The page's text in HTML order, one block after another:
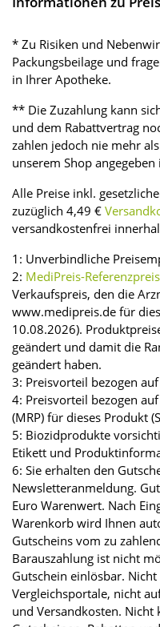
* Zu Risiken und
Packungsbeilage und
in Ihrer Apotheke.
** Die Zuzahlung kann
und dem Rabattvertrag
zahlen jedoch nie mehr
unserem Shop angegeben
Alle Preise inkl.
zuzüglich 4,49 €
versandkostenfrei
1: Unverbindliche
2: MediPreis-
Verkaufspreis, den die
www.medipreis.de für
10.08.2026).
geändert und damit die
geändert haben.
3: Preisvorteil bezogen
4: Preisvorteil bezogen
(MRP) für dieses Produkt
5: Biozidprodukte
Etikett und
6: Sie erhalten den
Newsletteranmeldung.
Euro Warenwert. Nach
Warenkorb wird Ihnen
Gutscheins vom zu
Barauszahlung ist nicht
Gutschein einlösbar.
Vergleichsportale, nicht
und Versandkosten.